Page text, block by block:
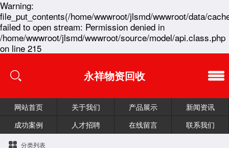
Warning:
file_put_contents(/home/wwwroot/jlsmd/wwwroot/data/
failed to open stream: Permission denied in
/home/wwwroot/jlsmd/wwwroot/source/model/api.class.php
on line 215
永祥物资回收
网站首页 关于我们 产品展示
新闻资讯
成功案例
人才招聘 在线留言 联系我们
分类列表